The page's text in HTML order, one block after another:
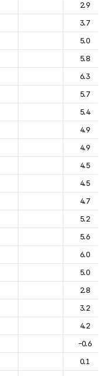
2.9
3.7
5.0
5.8
6.3
5.7
5.4
4.9
4.9
4.5
4.5
4.7
5.2
5.6
6.0
5.0
2.8
3.2
4.2
-0.6
0.1